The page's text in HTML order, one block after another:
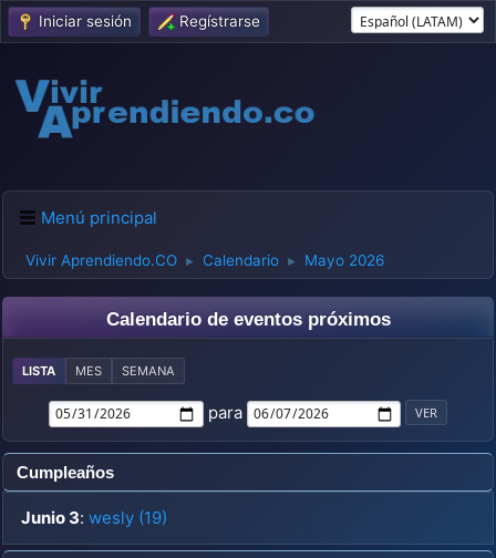
Iniciar sesión Regístrarse
Menú principal
Vivir Aprendiendo.CO ► Calendario ► Mayo 2026
Calendario de eventos próximos
LISTA MES SEMANA
para
Cumpleaños
Junio 3: wesly (19)